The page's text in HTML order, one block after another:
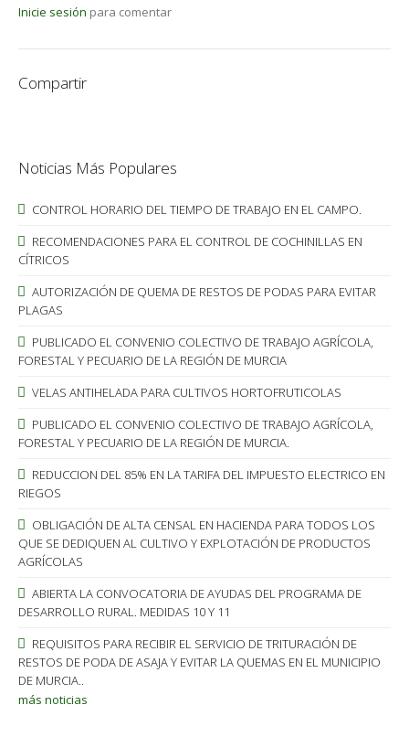
Inicie sesión para comentar
Compartir
Noticias Más Populares
CONTROL HORARIO DEL TIEMPO DE TRABAJO EN EL CAMPO.
RECOMENDACIONES PARA EL CONTROL DE COCHINILLAS EN
CÍTRICOS
AUTORIZACIÓN DE QUEMA DE RESTOS DE PODAS PARA EVITAR
PLAGAS
PUBLICADO EL CONVENIO COLECTIVO DE TRABAJO AGRÍCOLA,
FORESTAL Y PECUARIO DE LA REGIÓN DE MURCIA
VELAS ANTIHELADA PARA CULTIVOS HORTOFRUTICOLAS
PUBLICADO EL CONVENIO COLECTIVO DE TRABAJO AGRÍCOLA,
FORESTAL Y PECUARIO DE LA REGIÓN DE MURCIA.
REDUCCION DEL 85% EN LA TARIFA DEL IMPUESTO ELECTRICO EN
RIEGOS
OBLIGACIÓN DE ALTA CENSAL EN HACIENDA PARA TODOS LOS
QUE SE DEDIQUEN AL CULTIVO Y EXPLOTACIÓN DE PRODUCTOS
AGRÍCOLAS
ABIERTA LA CONVOCATORIA DE AYUDAS DEL PROGRAMA DE
DESARROLLO RURAL. MEDIDAS 10 Y 11
REQUISITOS PARA RECIBIR EL SERVICIO DE TRITURACIÓN DE
RESTOS DE PODA DE ASAJA Y EVITAR LA QUEMAS EN EL MUNICIPIO
DE MURCIA..
más noticias